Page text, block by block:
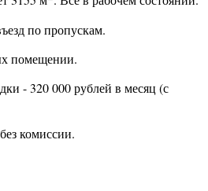
по пропускам.
помещении.
- 320 000 рублей в месяц (с
комиссии.